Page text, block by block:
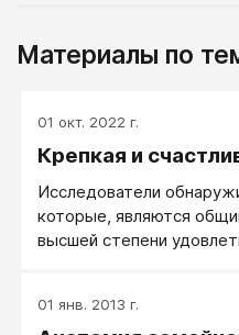
Материалы по
01 окт. 2022 г.
Крепкая и
Исследователи
которые, являются
высшей степени
01 янв. 2013 г.